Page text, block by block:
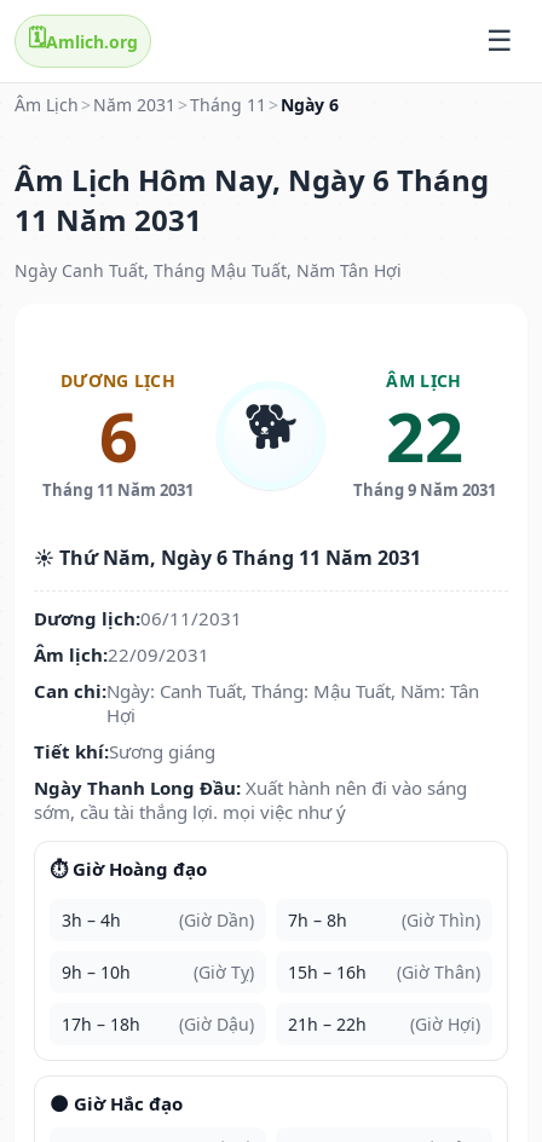
🗓️Amlich.org
Âm Lịch > Năm 2031 >Tháng 11 > Ngày 6
Âm Lịch Hôm Nay, Ngày 6 Tháng
11 Năm 2031
Ngày Canh Tuất, Tháng Mậu Tuất, Năm Tân Hợi
DƯƠNG LỊCH
6
Tháng 11 Năm 2031
🐕
ÂM LỊCH
22
Tháng 9 Năm 2031
☀️ Thứ Năm, Ngày 6 Tháng 11 Năm 2031
Dương lịch:06/11/2031
Âm lịch:22/09/2031
Can chi:Ngày: Canh Tuất, Tháng: Mậu Tuất, Năm: Tân
Hợi
Tiết khí:Sương giáng
Ngày Thanh Long Đầu: Xuất hành nên đi vào sáng
sớm, cầu tài thắng lợi. mọi việc như ý
⏱️ Giờ Hoàng đạo
3h – 4h (Giờ Dần) 7h – 8h (Giờ Thìn)
9h – 10h (Giờ Tỵ) 15h – 16h (Giờ Thân)
17h – 18h (Giờ Dậu) 21h – 22h (Giờ Hợi)
🌑 Giờ Hắc đạo